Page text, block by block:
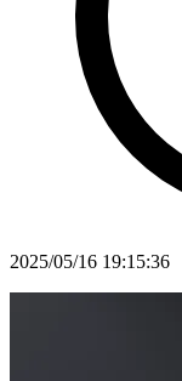
2025/05/16 19:15:36